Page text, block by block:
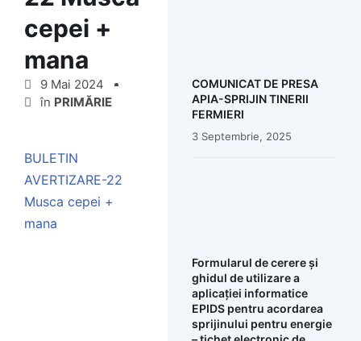
cepei +
mana
9 Mai 2024
în PRIMĂRIE
BULETIN
AVERTIZARE-22
Musca cepei +
mana
COMUNICAT DE PRESA
APIA-SPRIJIN TINERII
FERMIERI
3 Septembrie, 2025
Formularul de cerere și
ghidul de utilizare a
aplicației informatice
EPIDS pentru acordarea
sprijinului pentru energie